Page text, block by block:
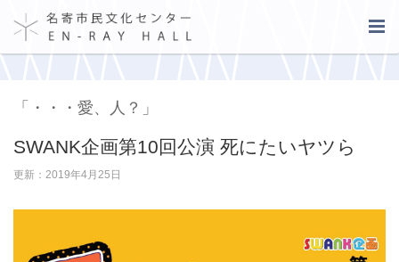
「・・・愛、人？」
SWANK企画第10回公演 死にたいヤツら
更新：2019年4月25日